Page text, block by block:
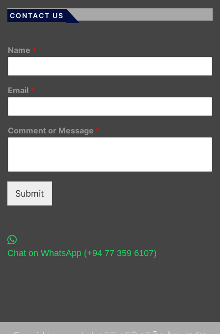
CONTACT US
Name *
Email *
Comment or Message *
Submit
Chat on WhatsApp (+94 77 359 6107)